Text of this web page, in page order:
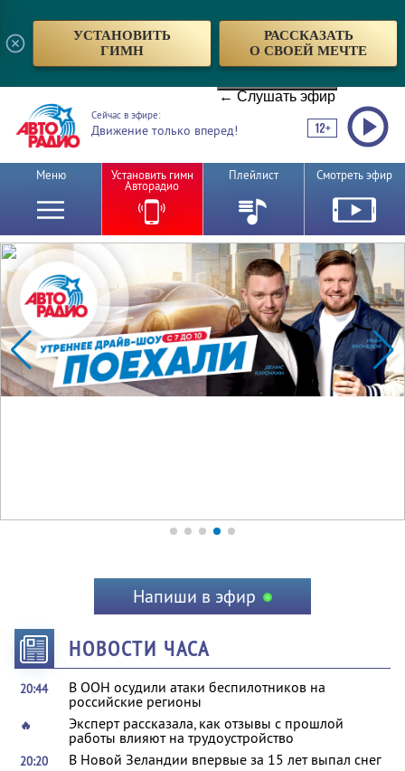
УСТАНОВИТЬ
ГИМН
РАССКАЗАТЬ
О СВОЕЙ МЕЧТЕ
← Слушать эфир
Сейчас в эфире:
Движение только вперед!
Меню Установить гимн
Авторадио
Плейлист Смотреть эфир
Напиши в эфир
НОВОСТИ ЧАСА
20:44
В ООН осудили атаки беспилотников на
российские регионы
🔥
Эксперт рассказала, как отзывы с прошлой
работы влияют на трудоустройство
20:20 В Новой Зеландии впервые за 15 лет выпал снег